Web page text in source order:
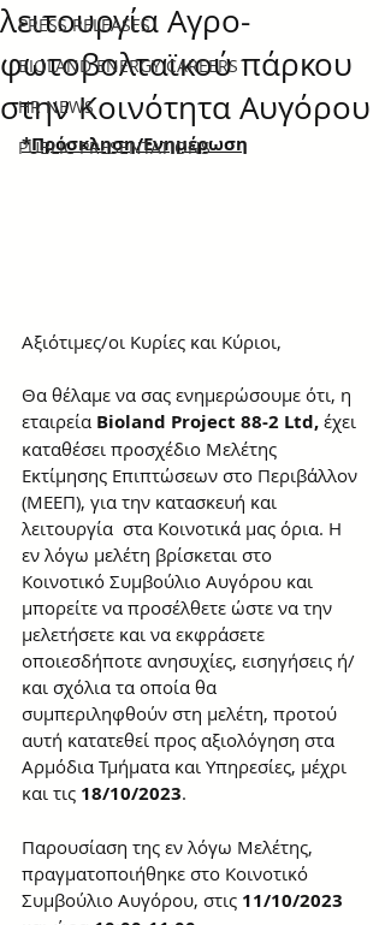
PRESS RELEASES
BIOLAND ENERGY CAREERS
HR NEWS
PUBLIC PRESENTATIONS
λειτουργία Αγρο-
φωτοβολταϊκού πάρκου
στην Κοινότητα Αυγόρου
*Πρόσκληση/Ενημέρωση
Αξιότιμες/οι Κυρίες και Κύριοι,
Θα θέλαμε να σας ενημερώσουμε ότι, η
εταιρεία Bioland Project 88-2 Ltd, έχει
καταθέσει προσχέδιο Μελέτης
Εκτίμησης Επιπτώσεων στο Περιβάλλον
(ΜΕΕΠ), για την κατασκευή και
λειτουργία  στα Κοινοτικά μας όρια. Η
εν λόγω μελέτη βρίσκεται στο
Κοινοτικό Συμβούλιο Αυγόρου και
μπορείτε να προσέλθετε ώστε να την
μελετήσετε και να εκφράσετε
οποιεσδήποτε ανησυχίες, εισηγήσεις ή/
και σχόλια τα οποία θα
συμπεριληφθούν στη μελέτη, προτού
αυτή κατατεθεί προς αξιολόγηση στα
Αρμόδια Τμήματα και Υπηρεσίες, μέχρι
και τις 18/10/2023.
Παρουσίαση της εν λόγω Μελέτης,
πραγματοποιήθηκε στο Κοινοτικό
Συμβούλιο Αυγόρου, στις 11/10/2023